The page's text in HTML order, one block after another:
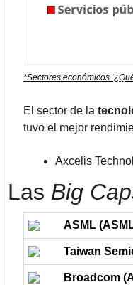
*Sectores económicos.
El sector de la
tuvo el mejor
Axcelis
Las Big
ASML
Taiwan
Broadcom